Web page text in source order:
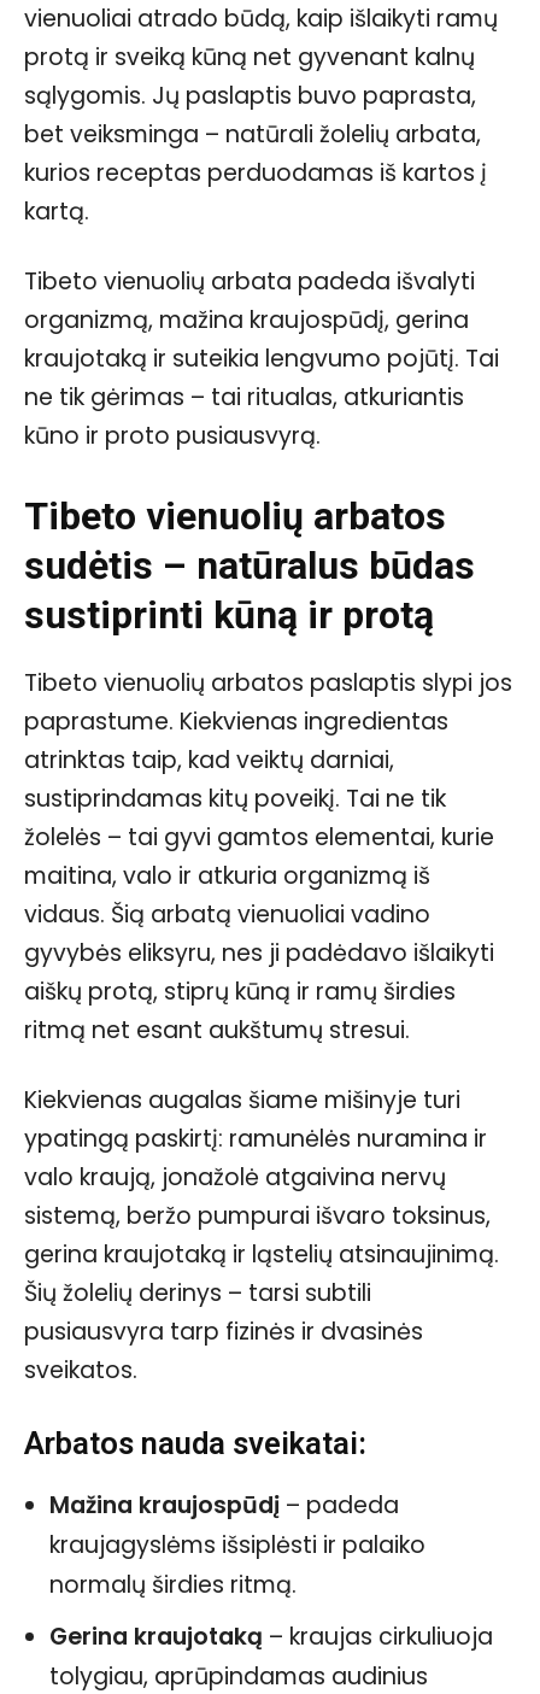
vienuoliai atrado būdą, kaip išlaikyti ramų
protą ir sveiką kūną net gyvenant kalnų
sąlygomis. Jų paslaptis buvo paprasta,
bet veiksminga – natūrali žolelių arbata,
kurios receptas perduodamas iš kartos į
kartą.
Tibeto vienuolių arbata padeda išvalyti
organizmą, mažina kraujospūdį, gerina
kraujotaką ir suteikia lengvumo pojūtį. Tai
ne tik gėrimas – tai ritualas, atkuriantis
kūno ir proto pusiausvyrą.
Tibeto vienuolių arbatos
sudėtis – natūralus būdas
sustiprinti kūną ir protą
Tibeto vienuolių arbatos paslaptis slypi jos
paprastume. Kiekvienas ingredientas
atrinktas taip, kad veiktų darniai,
sustiprindamas kitų poveikį. Tai ne tik
žolelės – tai gyvi gamtos elementai, kurie
maitina, valo ir atkuria organizmą iš
vidaus. Šią arbatą vienuoliai vadino
gyvybės eliksyru, nes ji padėdavo išlaikyti
aiškų protą, stiprų kūną ir ramų širdies
ritmą net esant aukštumų stresui.
Kiekvienas augalas šiame mišinyje turi
ypatingą paskirtį: ramunėlės nuramina ir
valo kraują, jonažolė atgaivina nervų
sistemą, beržo pumpurai išvaro toksinus,
gerina kraujotaką ir ląstelių atsinaujinimą.
Šių žolelių derinys – tarsi subtili
pusiausvyra tarp fizinės ir dvasinės
sveikatos.
Arbatos nauda sveikatai:
Mažina kraujospūdį – padeda
kraujagyslėms išsiplėsti ir palaiko
normalų širdies ritmą.
Gerina kraujotaką – kraujas cirkuliuoja
tolygiau, aprūpindamas audinius